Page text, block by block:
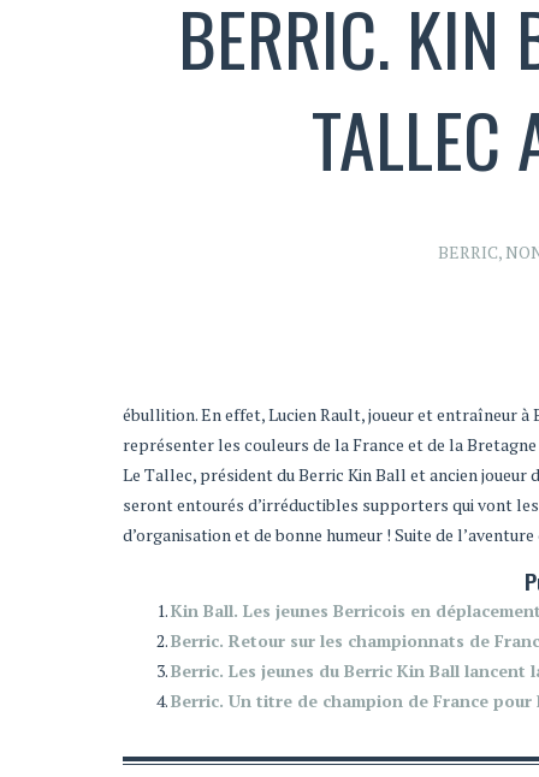
BERRIC. KIN
TALLEC
BERRIC,
ébullition. En effet, Lucien Rault, joueur et entraîneur
représenter les couleurs de la France et de la
Le Tallec, président du Berric Kin Ball et ancien joueur
seront entourés d’irréductibles supporters qui vont
d’organisation et de bonne humeur ! Suite de
Kin Ball. Les jeunes Berricois en
Berric. Retour sur les championnats de
Berric. Les jeunes du Berric Kin Ball lancent
Berric. Un titre de champion de France pour